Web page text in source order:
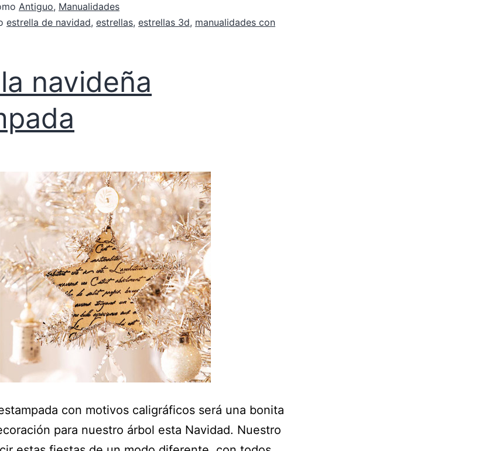
Antiguo, Manualidades
estrella de navidad, estrellas, estrellas 3d, manualidades con
navideña
con motivos caligráficos será una bonita
para nuestro árbol esta Navidad. Nuestro